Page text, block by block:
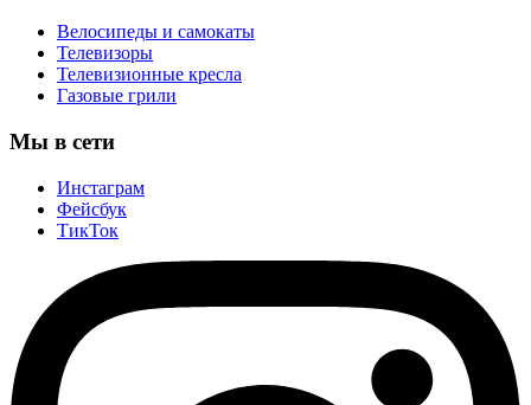
Велосипеды и самокаты
Телевизоры
Телевизионные кресла
Газовые грили
Мы в сети
Инстаграм
Фейсбук
ТикТок